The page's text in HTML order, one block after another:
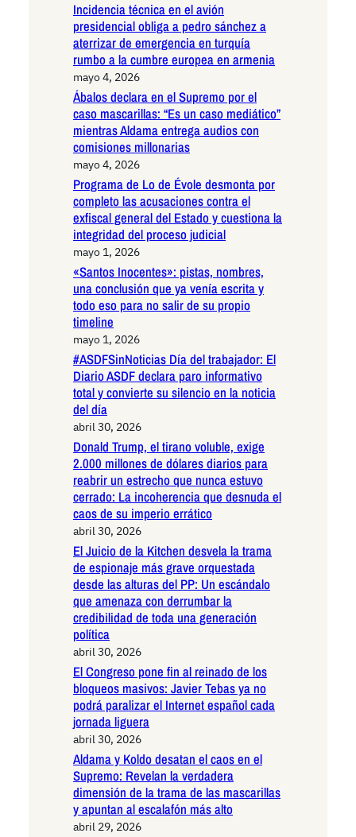
Incidencia técnica en el avión
presidencial obliga a pedro sánchez a
aterrizar de emergencia en turquía
rumbo a la cumbre europea en armenia
mayo 4, 2026
Ábalos declara en el Supremo por el
caso mascarillas: “Es un caso mediático”
mientras Aldama entrega audios con
comisiones millonarias
mayo 4, 2026
Programa de Lo de Évole desmonta por
completo las acusaciones contra el
exfiscal general del Estado y cuestiona la
integridad del proceso judicial
mayo 1, 2026
«Santos Inocentes»: pistas, nombres,
una conclusión que ya venía escrita y
todo eso para no salir de su propio
timeline
mayo 1, 2026
#ASDFSinNoticias Día del trabajador: El
Diario ASDF declara paro informativo
total y convierte su silencio en la noticia
del día
abril 30, 2026
Donald Trump, el tirano voluble, exige
2.000 millones de dólares diarios para
reabrir un estrecho que nunca estuvo
cerrado: La incoherencia que desnuda el
caos de su imperio errático
abril 30, 2026
El Juicio de la Kitchen desvela la trama
de espionaje más grave orquestada
desde las alturas del PP: Un escándalo
que amenaza con derrumbar la
credibilidad de toda una generación
política
abril 30, 2026
El Congreso pone fin al reinado de los
bloqueos masivos: Javier Tebas ya no
podrá paralizar el Internet español cada
jornada liguera
abril 30, 2026
Aldama y Koldo desatan el caos en el
Supremo: Revelan la verdadera
dimensión de la trama de las mascarillas
y apuntan al escalafón más alto
abril 29, 2026